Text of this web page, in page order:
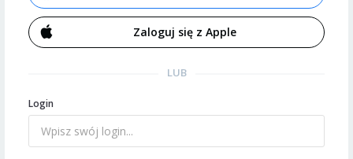
Zaloguj się z Apple
LUB
Login